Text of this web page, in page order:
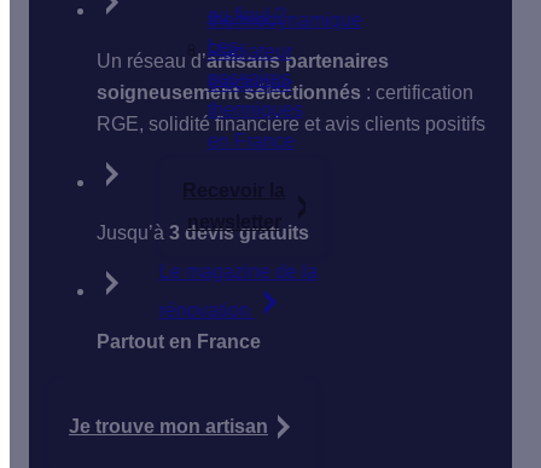
thermodynamique
Radiateur
électrique
au fioul ?
Les
passoires
thermiques
en France
newsletter
Le magazine de la
rénovation
Un réseau d’artisans partenaires
soigneusement sélectionnés : certification
RGE, solidité financière et avis clients positifs
Jusqu’à 3 devis gratuits
Partout en France
Je trouve mon artisan